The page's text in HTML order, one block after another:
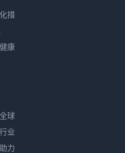
措
康
球
业
力